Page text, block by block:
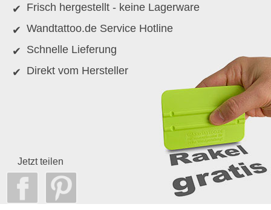
Frisch hergestellt - keine Lagerware
Wandtattoo.de Service Hotline
Schnelle Lieferung
Direkt vom Hersteller
Jetzt teilen